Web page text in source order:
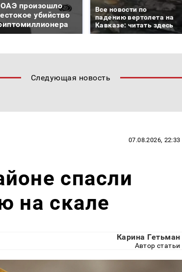
произошло
убийство
Все новости по
падению вертолета на
Кавказе: читать здесь
Следующая новость
07.08.2026, 22:33
спасли
на скале
Карина Гетьман
Автор статьи